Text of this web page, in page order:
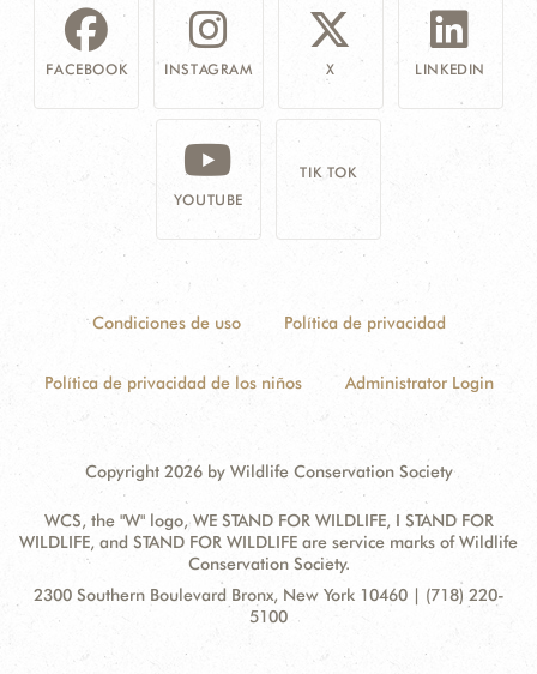
FACEBOOK INSTAGRAM X LINKEDIN
YOUTUBE
TIK TOK
Condiciones de uso Política de privacidad
Política de privacidad de los niños Administrator Login
Copyright 2026 by Wildlife Conservation Society
WCS, the "W" logo, WE STAND FOR WILDLIFE, I STAND FOR
WILDLIFE, and STAND FOR WILDLIFE are service marks of Wildlife
Conservation Society.
Contact
Information
Address:
2300 Southern Boulevard Bronx, New York 10460 | (718) 220-
5100